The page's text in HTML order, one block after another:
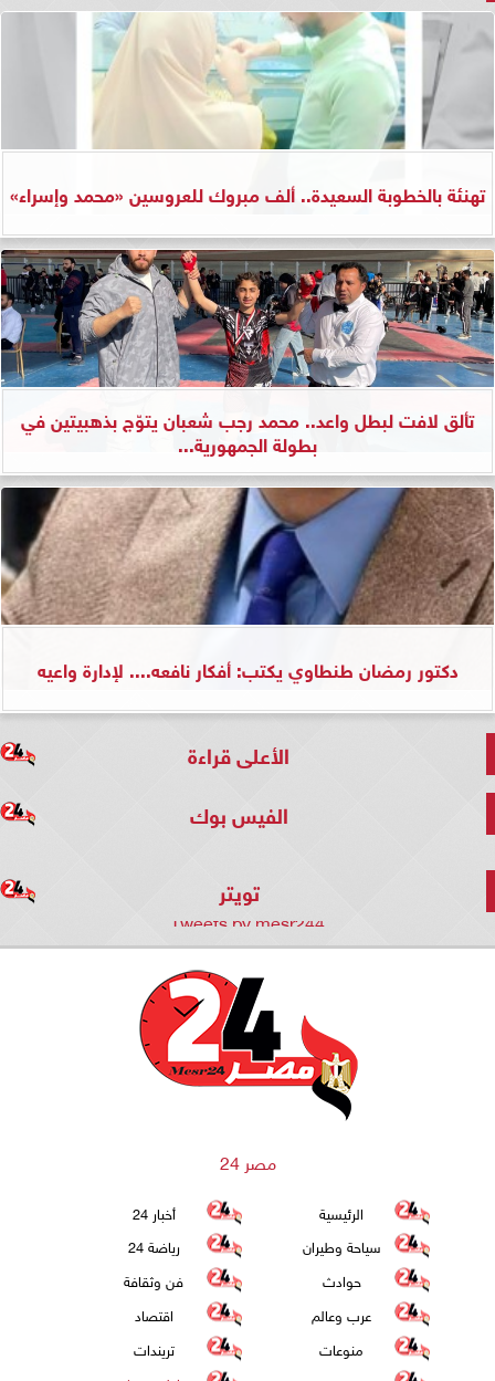
تهنئة بالخطوبة السعيدة.. ألف مبروك للعروسين «محمد وإسراء»
تألق لافت لبطل واعد.. محمد رجب شعبان يتوّج بذهبيتين في
بطولة الجمهورية...
دكتور رمضان طنطاوي يكتب: أفكار نافعه.... لإدارة واعيه
الأعلى قراءة
الفيس بوك
تويتر
Tweets by mesr244
مصر 24
الرئيسية
أخبار 24
سياحة وطيران
رياضة 24
حوادث
فن وثقافة
عرب وعالم
اقتصاد
منوعات
تريندات